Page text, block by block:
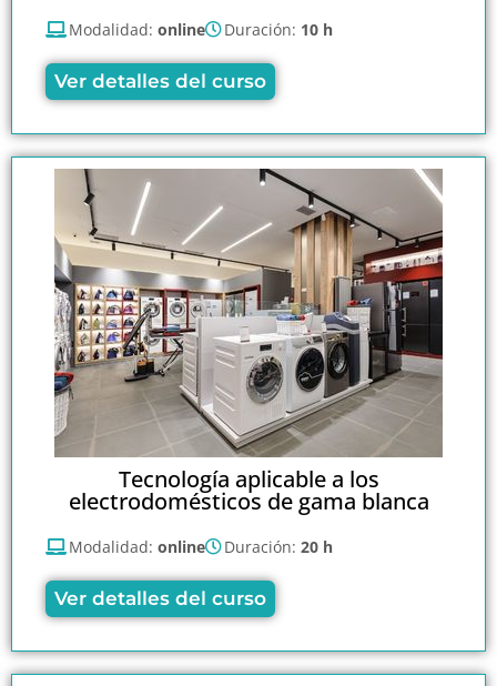
Modalidad: online Duración: 10 h
Ver detalles del curso
Tecnología aplicable a los
electrodomésticos de gama blanca
Modalidad: online Duración: 20 h
Ver detalles del curso